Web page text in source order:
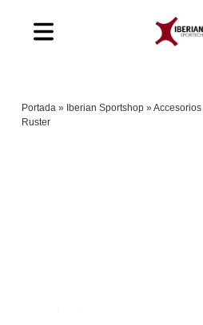
Toggle
Portada » Iberian Sportshop »Accesorios
Ruster